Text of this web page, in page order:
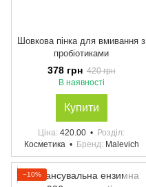
Шовкова пінка для вмивання з
пробіотиками
378 грн 420 грн
В наявності
Купити
Ціна 420.00
Розділ
Косметика
Бренд Malevich
−10%